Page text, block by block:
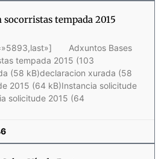
tempada 2015
Adxuntos Bases
tempada 2015 (103
(58 kB)declaracion xurada (58
2015 (64 kB)Instancia solicitude
solicitude 2015 (64